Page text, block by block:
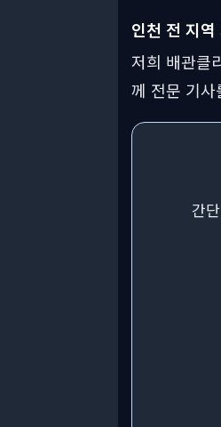
인천 전 지
저희 배관클
께 전문 기
간